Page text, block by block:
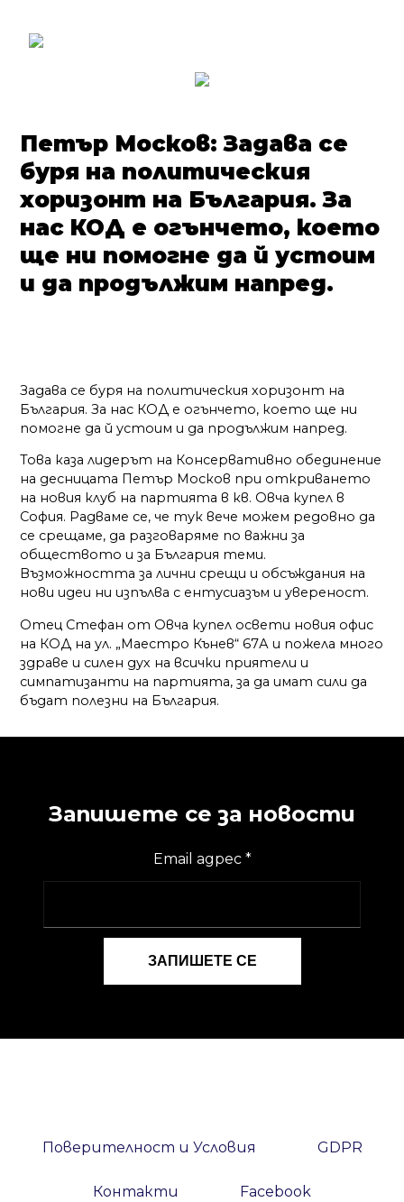
Петър Москов: Задава се
буря на политическия
хоризонт на България. За
нас КОД е огънчето, което
ще ни помогне да й устоим
и да продължим напред.
Задава се буря на политическия хоризонт на
България. За нас КОД е огънчето, което ще ни
помогне да й устоим и да продължим напред.
Това каза лидерът на Консервативно обединение
на десницата Петър Москов при откриването
на новия клуб на партията в кв. Овча купел в
София. Радваме се, че тук вече можем редовно да
се срещаме, да разговаряме по важни за
обществото и за България теми.
Възможността за лични срещи и обсъждания на
нови идеи ни изпълва с ентусиазъм и увереност.
Отец Стефан от Овча купел освети новия офис
на КОД на ул. „Маестро Кънев“ 67А и пожела много
здраве и силен дух на всички приятели и
симпатизанти на партията, за да имат сили да
бъдат полезни на България.
Запишете се за новости
Email адрес *
Поверителност и Условия GDPR
Контакти Facebook